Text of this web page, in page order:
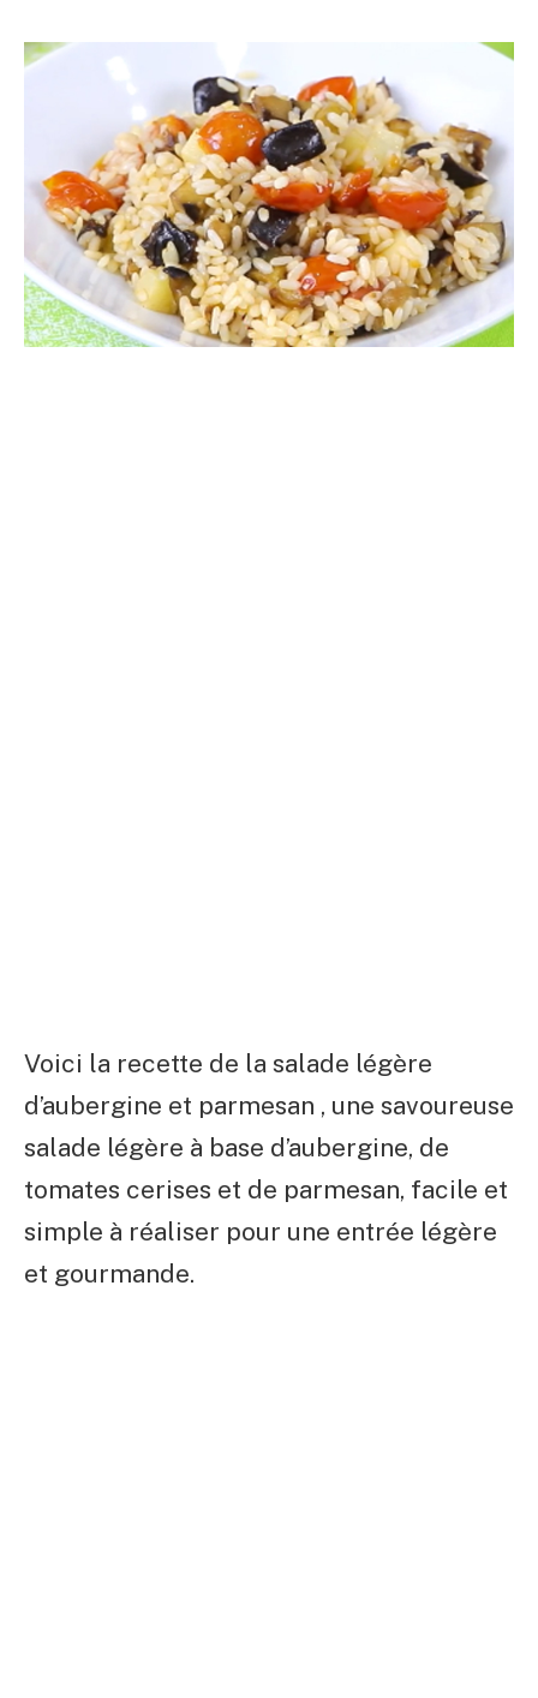
Voici la recette de la salade légère
d’aubergine et parmesan , une savoureuse
salade légère à base d’aubergine, de
tomates cerises et de parmesan, facile et
simple à réaliser pour une entrée légère
et gourmande.